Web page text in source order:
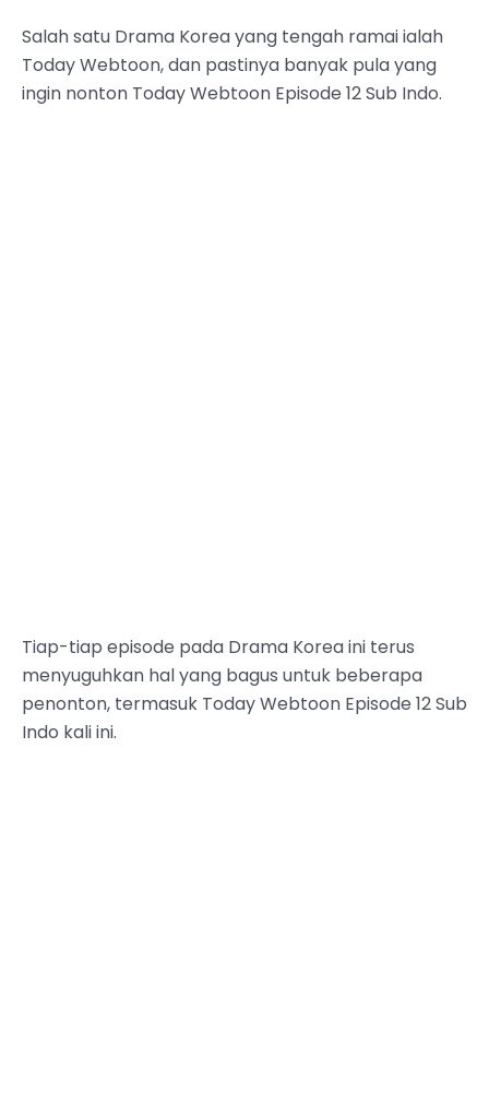
Salah satu Drama Korea yang tengah ramai ialah
Today Webtoon, dan pastinya banyak pula yang
ingin nonton Today Webtoon Episode 12 Sub Indo.
Tiap-tiap episode pada Drama Korea ini terus
menyuguhkan hal yang bagus untuk beberapa
penonton, termasuk Today Webtoon Episode 12 Sub
Indo kali ini.